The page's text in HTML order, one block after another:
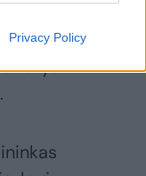
Privacy Policy
šalį talžė
narys